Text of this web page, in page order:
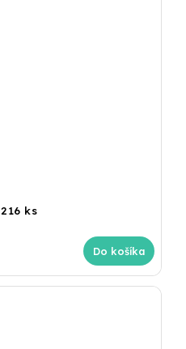
ks
Do košíka